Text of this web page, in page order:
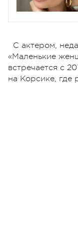
С актером,
«Маленькие
встречается с
на Корсике, где